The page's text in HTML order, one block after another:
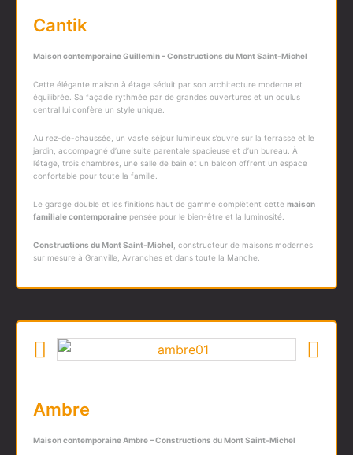
Cantik
Maison contemporaine Guillemin – Constructions du Mont Saint-Michel
Cette élégante maison à étage séduit par son architecture moderne et
équilibrée. Sa façade rythmée par de grandes ouvertures et un oculus
central lui confère un style unique.
Au rez-de-chaussée, un vaste séjour lumineux s’ouvre sur la terrasse et le
jardin, accompagné d’une suite parentale spacieuse et d’un bureau. À
l’étage, trois chambres, une salle de bain et un balcon offrent un espace
confortable pour toute la famille.
Le garage double et les finitions haut de gamme complètent cette maison
familiale contemporaine pensée pour le bien-être et la luminosité.
Constructions du Mont Saint-Michel , constructeur de maisons modernes
sur mesure à Granville, Avranches et dans toute la Manche.
Ambre
Maison contemporaine Ambre – Constructions du Mont Saint-Michel